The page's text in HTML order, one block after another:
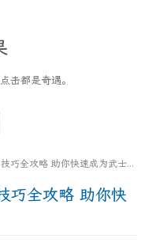
击都是奇遇。
content
巧全攻略 助你快速成为武士高手
巧全攻略 助你快